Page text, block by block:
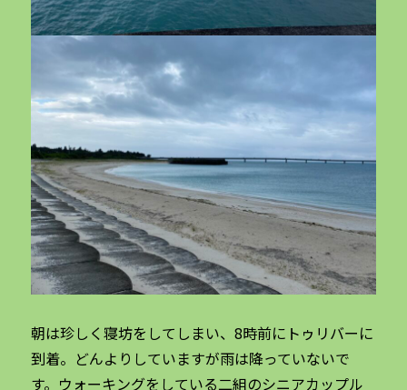
朝は珍しく寝坊をしてしまい、8時前にトゥリバーに
到着。どんよりしていますが雨は降っていないで
す。ウォーキングをしている二組のシニアカップル